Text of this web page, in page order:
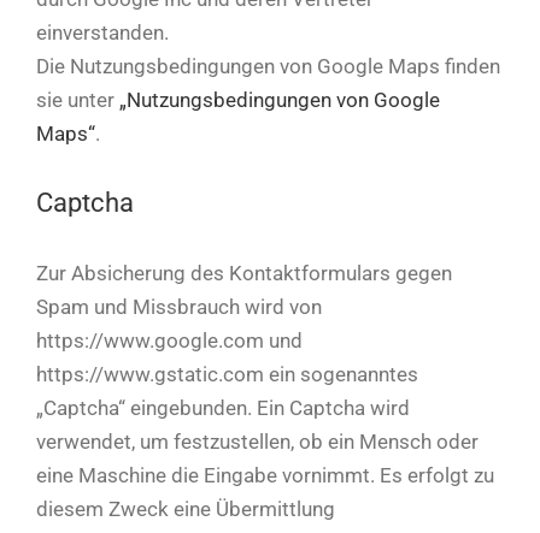
einverstanden.
Die Nutzungsbedingungen von Google Maps finden
sie unter „Nutzungsbedingungen von Google
Maps“.
Captcha
Zur Absicherung des Kontaktformulars gegen
Spam und Missbrauch wird von
https://www.google.com und
https://www.gstatic.com ein sogenanntes
„Captcha“ eingebunden. Ein Captcha wird
verwendet, um festzustellen, ob ein Mensch oder
eine Maschine die Eingabe vornimmt. Es erfolgt zu
diesem Zweck eine Übermittlung